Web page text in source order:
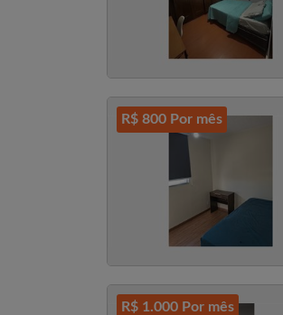
R$ 800 Por mês
R$ 1.000 Por mês